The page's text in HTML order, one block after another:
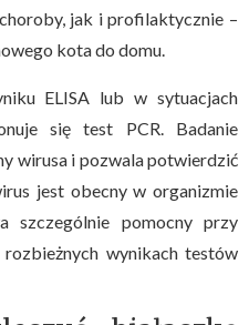
jak i profilaktycznie –
kota do domu.
ELISA lub w sytuacjach
się test PCR. Badanie
wirusa i pozwala potwierdzić
jest obecny w organizmie
szczególnie pomocny przy
wynikach testów